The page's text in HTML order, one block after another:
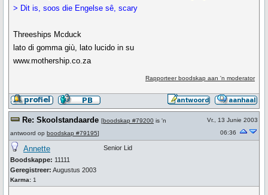
> Dit is, soos die Engelse sê, scary
Threeships Mcduck
lato di gomma giù, lato lucido in su
www.mothership.co.za
Rapporteer boodskap aan 'n moderator
Re: Skoolstandaarde [boodskap #79200 is 'n
antwoord op boodskap #79195]
Vr., 13 Junie 2003
06:36
Annette
Boodskappe: 11111
Geregistreer: Augustus 2003
Karma: 1
Senior Lid